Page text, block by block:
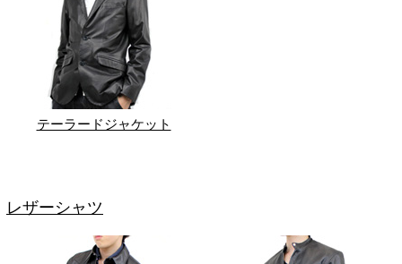
テーラードジャケット
レザーシャツ